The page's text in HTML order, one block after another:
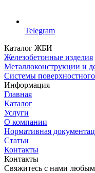
Telegram
Каталог ЖБИ
Железобетонные изделия
Металлоконструкции и
Системы
Информация
Главная
Каталог
Услуги
О компании
Нормативная
Статьи
Контакты
Контакты
Свяжитесь с нами